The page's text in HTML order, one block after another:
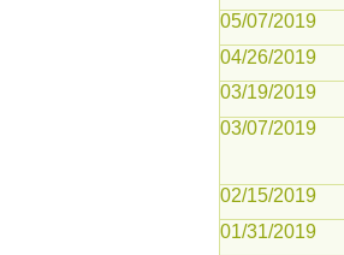
05/07/2019
04/26/2019
03/19/2019
03/07/2019
02/15/2019
01/31/2019